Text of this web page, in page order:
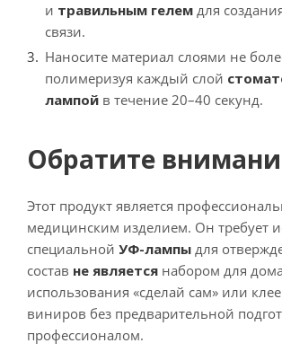
и травильным гелем для
связи.
Наносите материал слоями не
полимеризуя каждый слой
лампой в течение 20–40 секунд.
Обратите
Этот продукт является
медицинским изделием. Он требует
специальной УФ-лампы для
состав не является набором для
использования «сделай сам» или
виниров без предварительной
профессионалом.